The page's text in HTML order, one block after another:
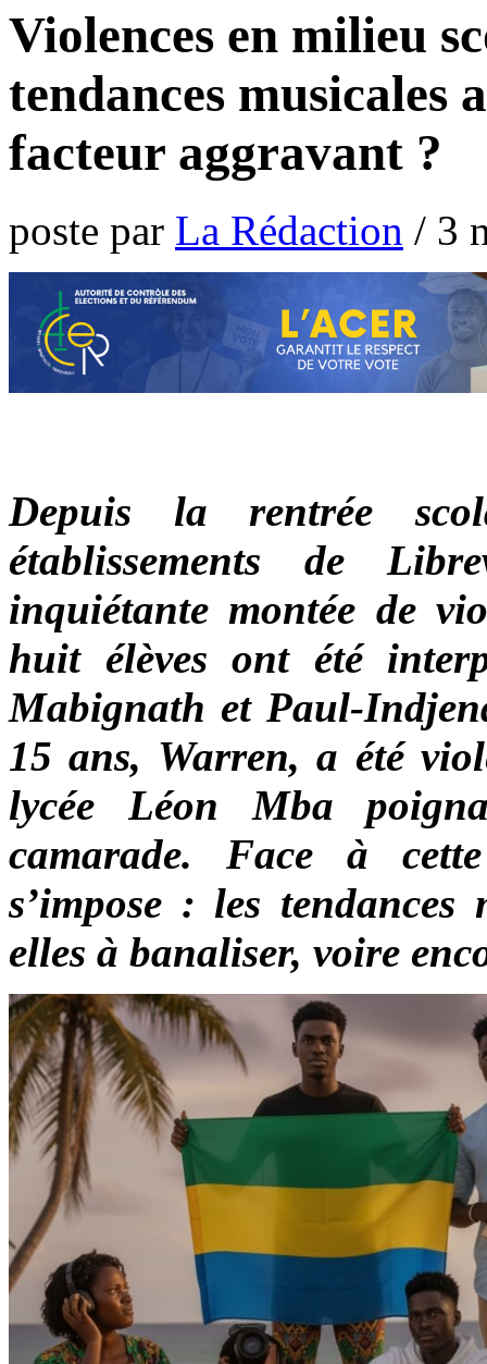
Violences en milieu
tendances musicales
facteur aggravant ?
poste par La Rédaction / 3
Depuis la rentrée
établissements de
inquiétante montée de
huit élèves ont été
Mabignath et Paul-
15 ans, Warren, a été
lycée Léon Mba
camarade. Face à
s’impose : les tendances
elles à banaliser, voire